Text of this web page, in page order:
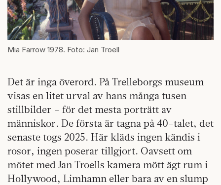
Mia Farrow 1978. Foto: Jan Troell
Det är inga överord. På Trelleborgs museum
visas en litet urval av hans många tusen
stillbilder – för det mesta porträtt av
människor. De första är tagna på 40-talet, det
senaste togs 2025. Här kläds ingen kändis i
rosor, ingen poserar tillgjort. Oavsett om
mötet med Jan Troells kamera mött ägt rum i
Hollywood, Limhamn eller bara av en slump